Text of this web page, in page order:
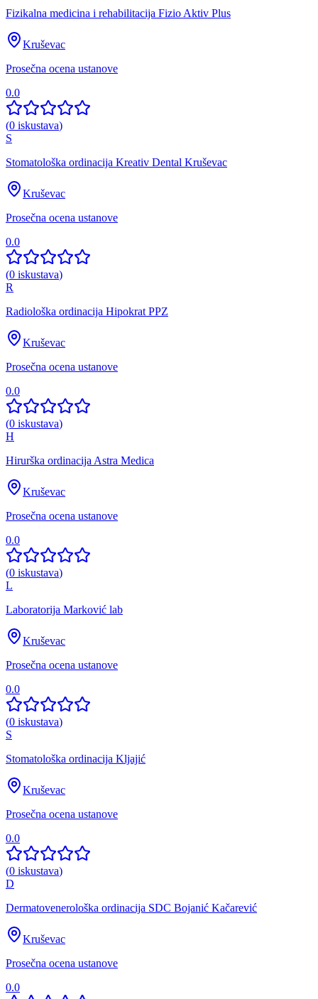
Fizikalna medicina i rehabilitacija Fizio Aktiv Plus
Kruševac
Prosečna ocena ustanove
0.0
(0 iskustava)
S
Stomatološka ordinacija Kreativ Dental Kruševac
Kruševac
Prosečna ocena ustanove
0.0
(0 iskustava)
R
Radiološka ordinacija Hipokrat PPZ
Kruševac
Prosečna ocena ustanove
0.0
(0 iskustava)
H
Hirurška ordinacija Astra Medica
Kruševac
Prosečna ocena ustanove
0.0
(0 iskustava)
L
Laboratorija Marković lab
Kruševac
Prosečna ocena ustanove
0.0
(0 iskustava)
S
Stomatološka ordinacija Kljajić
Kruševac
Prosečna ocena ustanove
0.0
(0 iskustava)
D
Dermatovenerološka ordinacija SDC Bojanić Kačarević
Kruševac
Prosečna ocena ustanove
0.0